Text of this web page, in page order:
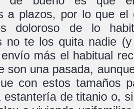
a plazos, por lo que el
doloroso de lo
no te los quita nadie
más el habitual
son una pasada,
con estos tamaños
estantería de titanio o,